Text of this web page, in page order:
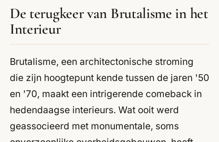
De terugkeer van Brutalisme in het
Interieur
Brutalisme, een architectonische stroming
die zijn hoogtepunt kende tussen de jaren '50
en '70, maakt een intrigerende comeback in
hedendaagse interieurs. Wat ooit werd
geassocieerd met monumentale, soms